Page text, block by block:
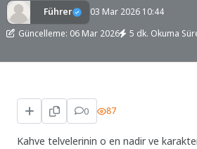
Führer
03 Mar 2026 10:44
Güncelleme: 06 Mar 2026
5 dk. Okuma
0 87
Kahve telvelerinin o en nadir ve